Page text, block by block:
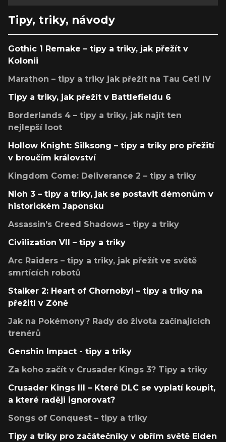
Tipy, triky, návody
Gothic 1 Remake – tipy a triky, jak přežít v
Kolonii
Marathon – tipy a triky jak přežít na Tau Ceti IV
Tipy a triky, jak přežít v Battlefieldu 6
Borderlands 4 – tipy a triky, jak najít ten
nejlepší loot
Hollow Knight: Silksong – tipy a triky pro přežití
v broučím království
Kingdom Come: Deliverance 2 – tipy a triky
Nioh 3 – tipy a triky, jak se postavit démonům v
historickém Japonsku
Assassin's Creed Shadows – tipy a triky
Civilization VII – tipy a triky
Arc Raiders – tipy a triky, jak přežít ve světě
smrtících robotů
Stalker 2: Heart of Chornobyl – tipy a triky na
přežití v Zóně
Jak na Pokémony? Rady do života začínajících
trenérů
Genshin Impact - tipy a triky
Za koho začít v Crusader Kings 3? Tipy a triky
Crusader Kings III – Které DLC se vyplatí koupit,
a které raději ignorovat?
Songs of Conquest – tipy a triky
Tipy a triky pro začátečníky v obřím světě Elden